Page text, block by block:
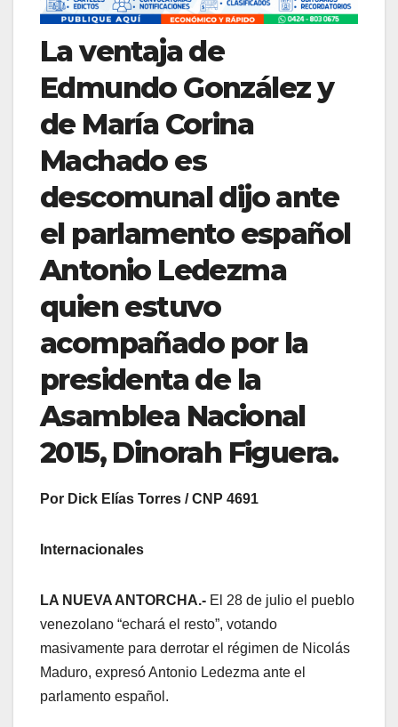
La ventaja de
Edmundo González y
de María Corina
Machado es
descomunal dijo ante
el parlamento español
Antonio Ledezma
quien estuvo
acompañado por la
presidenta de la
Asamblea Nacional
2015, Dinorah Figuera.
Por Dick Elías Torres / CNP 4691
Internacionales
LA NUEVA ANTORCHA.- El 28 de julio el pueblo
venezolano “echará el resto”, votando
masivamente para derrotar el régimen de Nicolás
Maduro, expresó Antonio Ledezma ante el
parlamento español.